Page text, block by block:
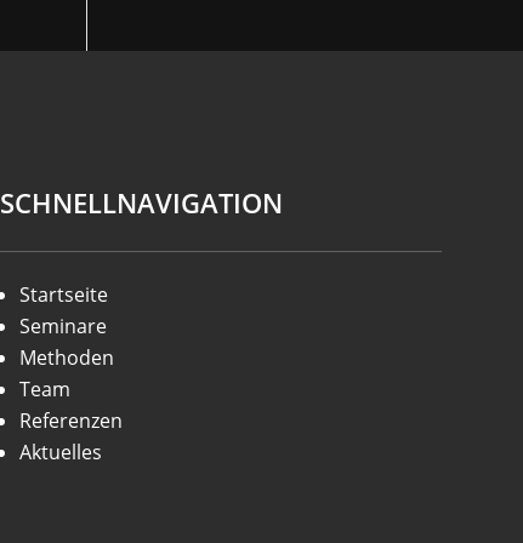
SCHNELLNAVIGATION
Startseite
Seminare
Methoden
Team
Referenzen
Aktuelles